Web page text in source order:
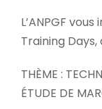
L’ANPGF
Training Days,
THÈME :
ÉTUDE DE